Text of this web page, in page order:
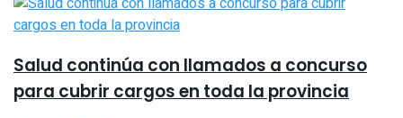
Salud continúa con llamados a concurso
para cubrir cargos en toda la provincia